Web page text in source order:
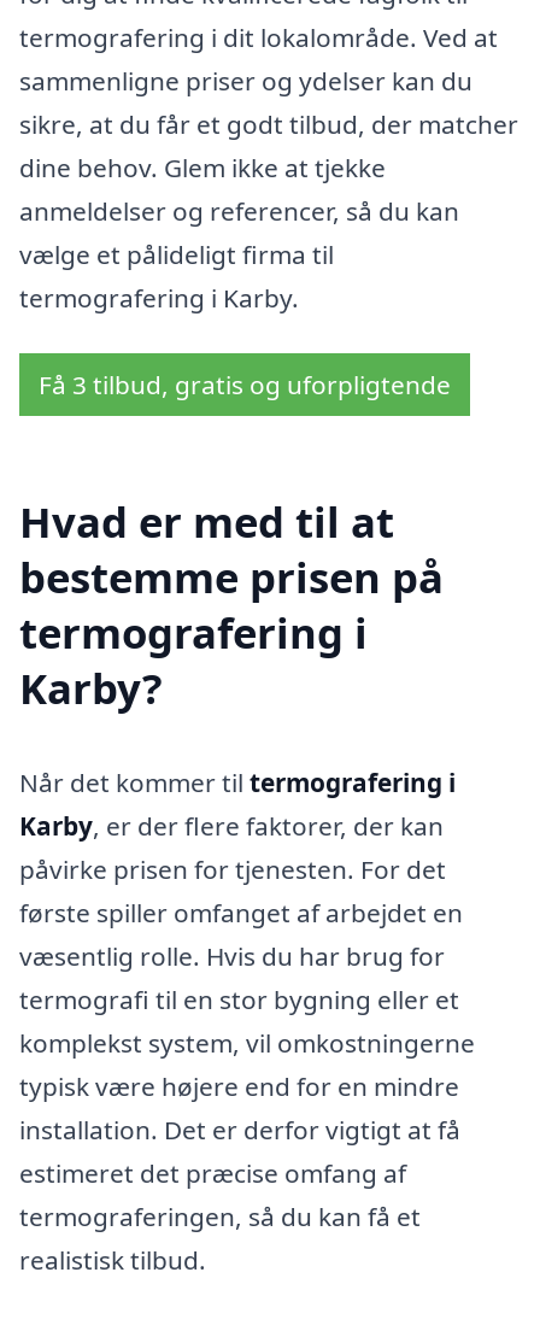
termografering i dit lokalområde. Ved at
sammenligne priser og ydelser kan du
sikre, at du får et godt tilbud, der matcher
dine behov. Glem ikke at tjekke
anmeldelser og referencer, så du kan
vælge et pålideligt firma til
termografering i Karby.
Få 3 tilbud, gratis og uforpligtende
Hvad er med til at
bestemme prisen på
termografering i
Karby?
Når det kommer til termografering i
Karby, er der flere faktorer, der kan
påvirke prisen for tjenesten. For det
første spiller omfanget af arbejdet en
væsentlig rolle. Hvis du har brug for
termografi til en stor bygning eller et
komplekst system, vil omkostningerne
typisk være højere end for en mindre
installation. Det er derfor vigtigt at få
estimeret det præcise omfang af
termograferingen, så du kan få et
realistisk tilbud.